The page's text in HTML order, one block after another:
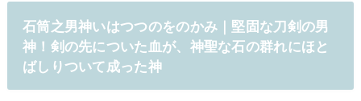
石筒之男神いはつつのをのかみ｜堅固な刀剣の男
神！剣の先についた血が、神聖な石の群れにほと
ばしりついて成った神